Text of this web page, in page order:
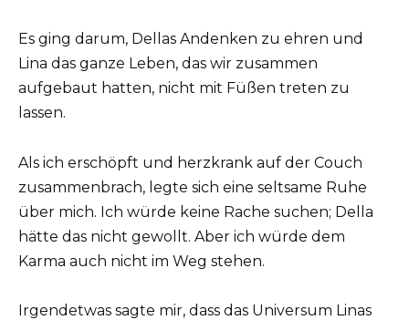
Es ging darum, Dellas Andenken zu ehren und
Lina das ganze Leben, das wir zusammen
aufgebaut hatten, nicht mit Füßen treten zu
lassen.
Als ich erschöpft und herzkrank auf der Couch
zusammenbrach, legte sich eine seltsame Ruhe
über mich. Ich würde keine Rache suchen; Della
hätte das nicht gewollt. Aber ich würde dem
Karma auch nicht im Weg stehen.
Irgendetwas sagte mir, dass das Universum Linas